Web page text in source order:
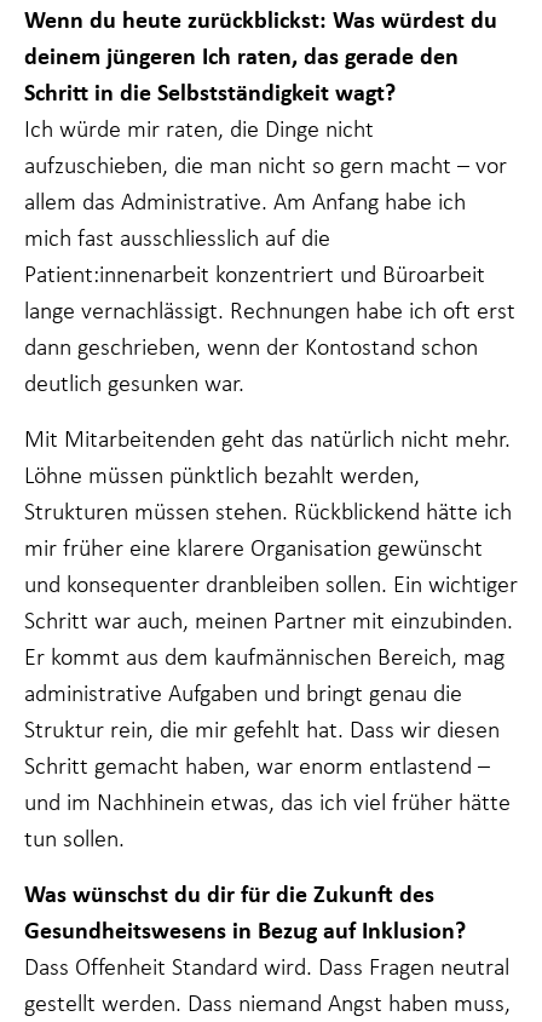
Wenn du heute zurückblickst: Was würdest du
deinem jüngeren Ich raten, das gerade den
Schritt in die Selbstständigkeit wagt?
Ich würde mir raten, die Dinge nicht
aufzuschieben, die man nicht so gern macht – vor
allem das Administrative. Am Anfang habe ich
mich fast ausschliesslich auf die
Patient:innenarbeit konzentriert und Büroarbeit
lange vernachlässigt. Rechnungen habe ich oft erst
dann geschrieben, wenn der Kontostand schon
deutlich gesunken war.
Mit Mitarbeitenden geht das natürlich nicht mehr.
Löhne müssen pünktlich bezahlt werden,
Strukturen müssen stehen. Rückblickend hätte ich
mir früher eine klarere Organisation gewünscht
und konsequenter dranbleiben sollen. Ein wichtiger
Schritt war auch, meinen Partner mit einzubinden.
Er kommt aus dem kaufmännischen Bereich, mag
administrative Aufgaben und bringt genau die
Struktur rein, die mir gefehlt hat. Dass wir diesen
Schritt gemacht haben, war enorm entlastend –
und im Nachhinein etwas, das ich viel früher hätte
tun sollen.
Was wünschst du dir für die Zukunft des
Gesundheitswesens in Bezug auf Inklusion?
Dass Offenheit Standard wird. Dass Fragen neutral
gestellt werden. Dass niemand Angst haben muss,